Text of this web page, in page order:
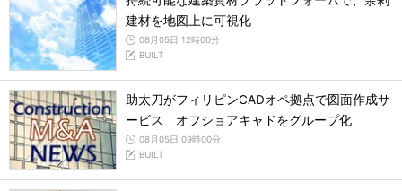
建材を地図上に可視化
08月05日 12時00分
BUILT
助太刀がフィリピンCADオペ拠点で図面作成サ
ービス オフショアキャドをグループ化
08月05日 09時00分
BUILT